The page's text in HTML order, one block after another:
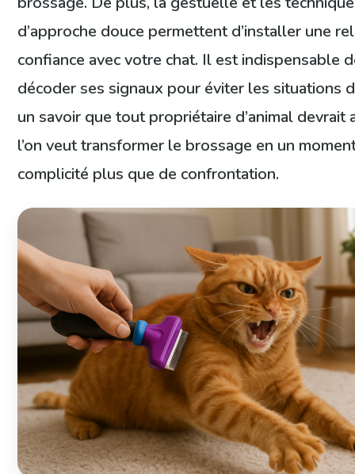
d’approche douce permettent d’installer une
confiance avec votre chat. Il est indispensable
décoder ses signaux pour éviter les situations
un savoir que tout propriétaire d’animal devrait
l’on veut transformer le brossage en un
complicité plus que de confrontation.